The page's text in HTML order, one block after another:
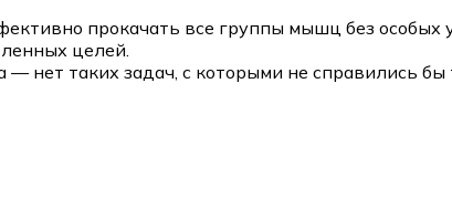
прокачать все группы мышц без особых
целей.
нет таких задач, с которыми не справились